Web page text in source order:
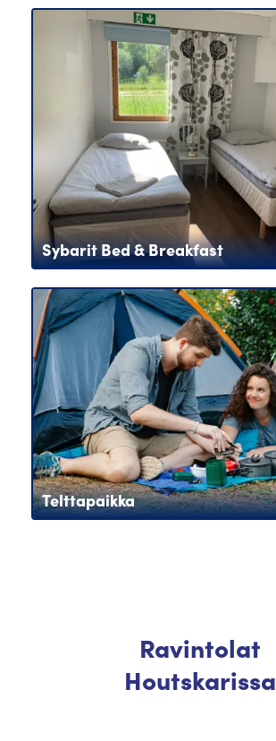
Sybarit Bed & Breakfast
Telttapaikka
Ravintolat
Houtskarissa